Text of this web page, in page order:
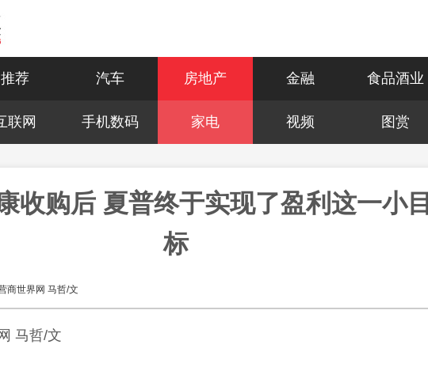
推荐 汽车 房地产 金融 食品酒业
联网 手机数码 家电 视频 图赏
收购后 夏普终于实现了盈利这一小目
标
商世界网 马哲/文
马哲/文